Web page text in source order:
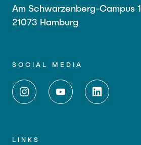
Am Schwarzenberg-Campus 1
21073 Hamburg
SOCIAL MEDIA
LINKS